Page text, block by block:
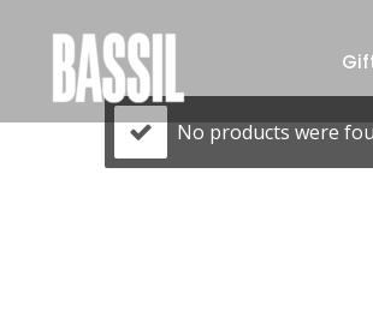
No products were